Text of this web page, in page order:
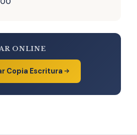
ONLINE
Copia Escritura